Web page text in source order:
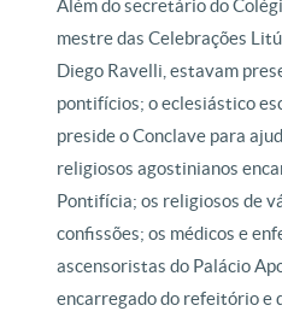
Além do secretário do
mestre das Celebrações
Diego Ravelli, estavam
pontifícios; o eclesiástico
preside o Conclave para
religiosos agostinianos
Pontifícia; os religiosos de
confissões; os médicos e
ascensoristas do Palácio
encarregado do refeitório e